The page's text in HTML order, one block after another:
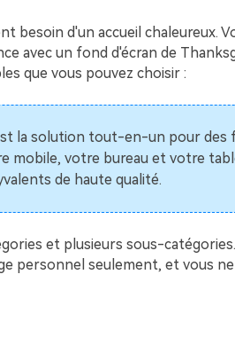
besoin d'un accueil chaleureux.
avec un fond d'écran de
que vous pouvez choisir :
la solution tout-en-un pour des
mobile, votre bureau et votre
de haute qualité.
et plusieurs sous-
personnel seulement, et vous